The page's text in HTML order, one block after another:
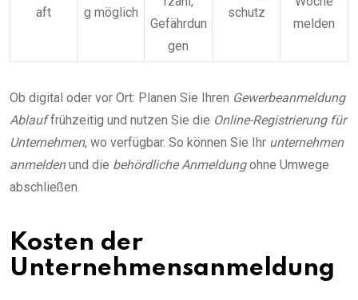
aft
g möglich
Gefährdun
gen
schutz
melden
Ob digital oder vor Ort: Planen Sie Ihren Gewerbeanmeldung
Ablauffrühzeitig und nutzen Sie die Online-Registrierung für
Unternehmen, wo verfügbar. So können Sie Ihr unternehmen
anmeldenund die behördliche Anmeldungohne Umwege
abschließen.
Kosten der
Unternehmensanmeldung